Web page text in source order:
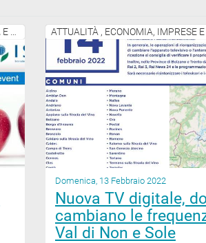
Domenica, 13 Febbraio 2022
Nuova TV digitale,
cambiano le
Val di Non e Sole